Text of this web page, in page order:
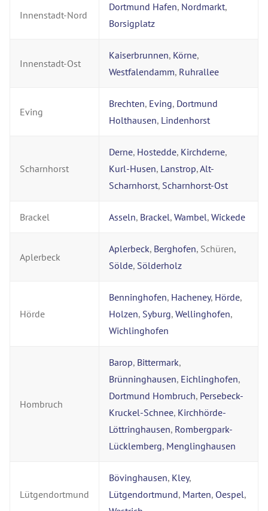
Innenstadt-Nord
Dortmund Hafen, Nordmarkt,
Borsigplatz
Innenstadt-Ost
Kaiserbrunnen, Körne,
Westfalendamm, Ruhrallee
Eving
Brechten, Eving, Dortmund
Holthausen, Lindenhorst
Scharnhorst
Derne, Hostedde, Kirchderne,
Kurl-Husen, Lanstrop,Alt-
Scharnhorst, Scharnhorst-Ost
Brackel Asseln, Brackel, Wambel, Wickede
Aplerbeck
Aplerbeck, Berghofen, Schüren,
Sölde, Sölderholz
Hörde
Benninghofen, Hacheney, Hörde,
Holzen, Syburg, Wellinghofen,
Wichlinghofen
Hombruch
Barop, Bittermark,
Brünninghausen, Eichlinghofen,
Dortmund Hombruch, Persebeck-
Kruckel-Schnee, Kirchhörde-
Löttringhausen, Rombergpark-
Lücklemberg, Menglinghausen
Lütgendortmund
Bövinghausen, Kley,
Lütgendortmund, Marten, Oespel,